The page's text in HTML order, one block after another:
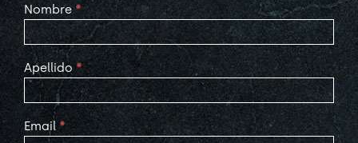
Contact
Us
Nombre *
Apellido *
Email *